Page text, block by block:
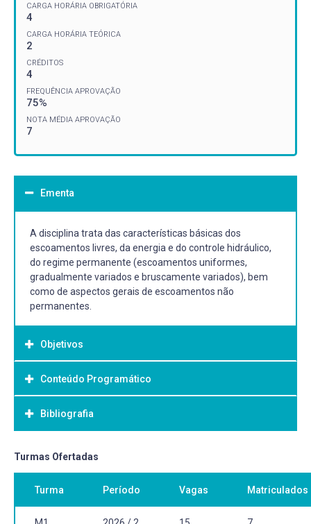
CARGA HORÁRIA OBRIGATÓRIA
4
CARGA HORÁRIA TEÓRICA
2
CRÉDITOS
4
FREQUÊNCIA APROVAÇÃO
75%
NOTA MÉDIA APROVAÇÃO
7
Ementa
A disciplina trata das características básicas dos
escoamentos livres, da energia e do controle hidráulico,
do regime permanente (escoamentos uniformes,
gradualmente variados e bruscamente variados), bem
como de aspectos gerais de escoamentos não
permanentes.
Objetivos
Objetivo Geral:
Capacitar o aluno na análise de escoamentos a superfície
livre visando o dimensionamento e previsão do
e suas transições.
Conteúdo Programático
Bibliografia
Bibliografia Básica:
AZEVEDO NETO, J. M.; ARAÚJO, R.; FERNANDEZ, M. F.; ITO,
A. E. Manual de hidráulica. 8 Ed. São Paulo: Ed. Edgard
Blucher, Ltda, 1998. 688p.
BAPTISTA, M. B.; COELHO, M. M. L. P. Fundamentos de
Turmas Ofertadas
Turma Período Vagas Matriculados